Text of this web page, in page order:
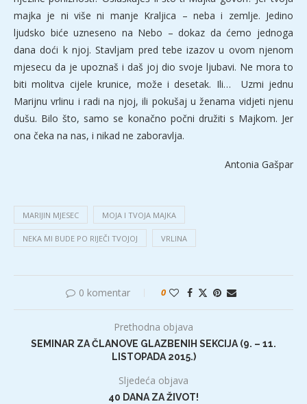
majka je ni više ni manje Kraljica – neba i zemlje. Jedino
ljudsko biće uzneseno na Nebo – dokaz da ćemo jednoga
dana doći k njoj. Stavljam pred tebe izazov u ovom njenom
mjesecu da je upoznaš i daš joj dio svoje ljubavi. Ne mora to
biti molitva cijele krunice, može i desetak. Ili… Uzmi jednu
Marijnu vrlinu i radi na njoj, ili pokušaj u ženama vidjeti njenu
dušu. Bilo što, samo se konačno počni družiti s Majkom. Jer
ona čeka na nas, i nikad ne zaboravlja.
Antonia Gašpar
MARIJIN MJESEC MOJA I TVOJA MAJKA
NEKA MI BUDE PO RIJEČI TVOJOJ VRLINA
0 komentar 0
Prethodna objava
SEMINAR ZA ČLANOVE GLAZBENIH SEKCIJA (9. – 11.
LISTOPADA 2015.)
Sljedeća objava
40 DANA ZA ŽIVOT!